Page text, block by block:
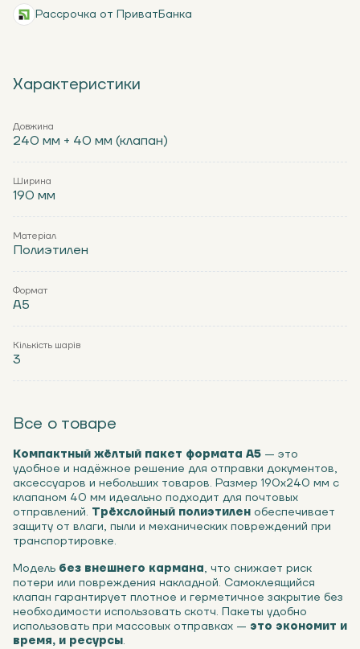
Характеристики
Довжина
240 мм + 40 мм (клапан)
Ширина
190 мм
Матеріал
Полиэтилен
Формат
А5
Кількість шарів
3
Все о товаре
Компактный жёлтый пакет формата А5 — это
удобное и надёжное решение для отправки документов,
аксессуаров и небольших товаров. Размер 190х240 мм с
клапаном 40 мм идеально подходит для почтовых
отправлений. Трёхслойный полиэтилен обеспечивает
защиту от влаги, пыли и механических повреждений при
транспортировке.
Модель без внешнего кармана, что снижает риск
потери или повреждения накладной. Самоклеящийся
клапан гарантирует плотное и герметичное закрытие без
необходимости использовать скотч. Пакеты удобно
использовать при массовых отправках — это экономит и
время, и ресурсы.
Рассрочка от ПриватБанка